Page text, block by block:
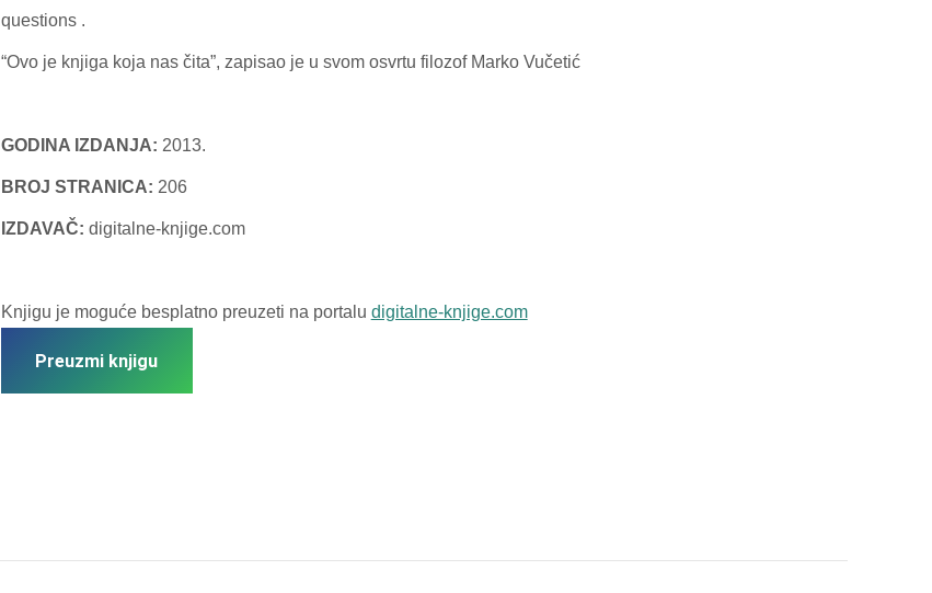
questions .
“Ovo je knjiga koja nas čita”, zapisao je u svom osvrtu filozof Marko Vučetić
GODINA IZDANJA: 2013.
BROJ STRANICA: 206
IZDAVAČ: digitalne-knjige.com
Knjigu je moguće besplatno preuzeti na portalu digitalne-knjige.com
Preuzmi knjigu